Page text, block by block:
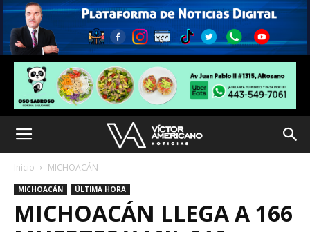
Inicio MICHOACÁN
MICHOACÁN ÚLTIMA HORA
MICHOACÁN LLEGA A 166